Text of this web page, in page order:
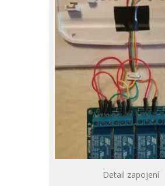
Detail zapojení